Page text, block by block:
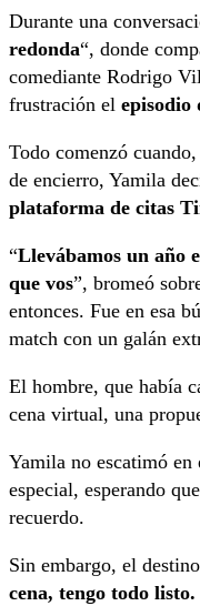
Durante una
redonda“, donde
comediante Rodrigo
frustración el episodio
Todo comenzó
de encierro, Yamila
plataforma de citas
“Llevábamos un año
que vos”, bromeó
entonces. Fue en esa
match con un galán
El hombre, que había
cena virtual, una
Yamila no escatimó en
especial, esperando
recuerdo.
Sin embargo, el
cena, tengo todo